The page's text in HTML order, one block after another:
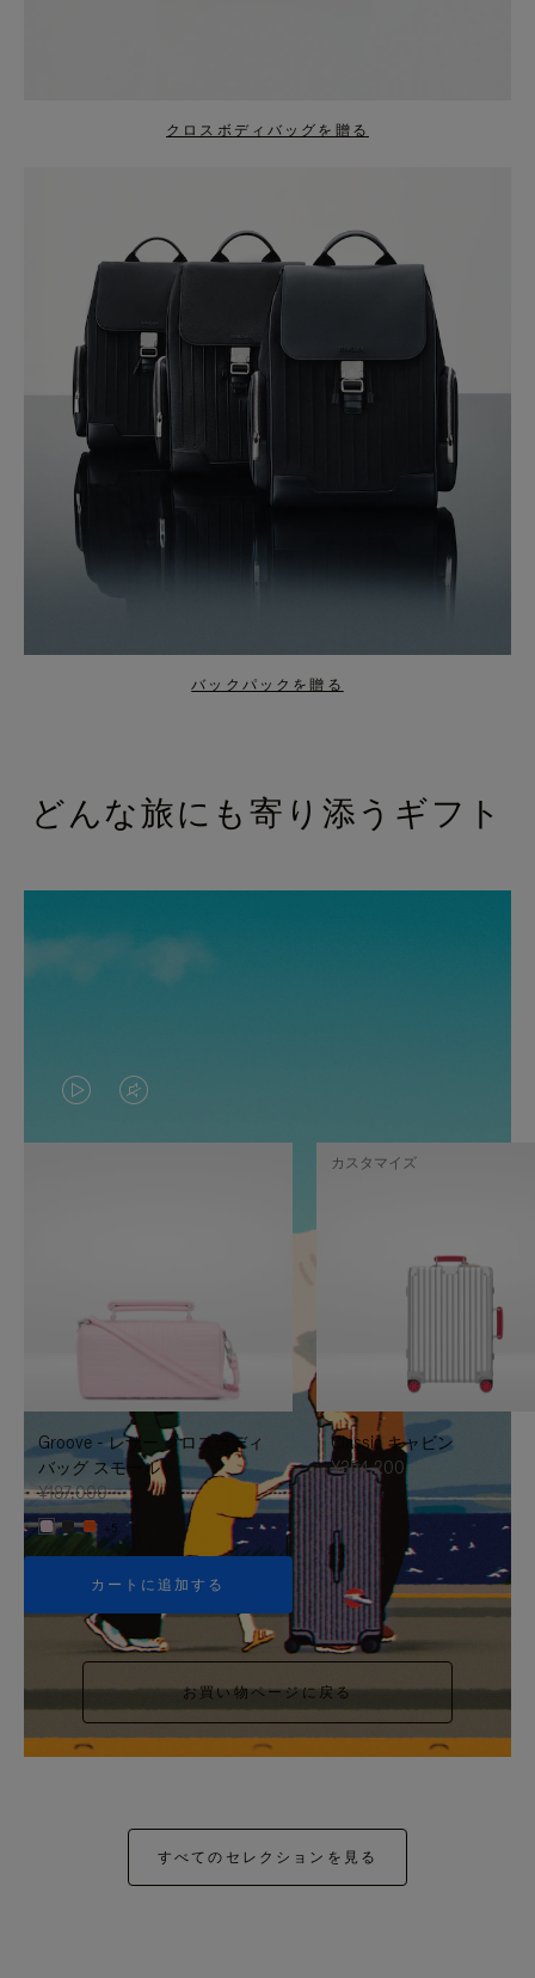
クロスボディバッグを贈る
バックパックを贈る
どんな旅にも寄り添うギフト
VIDEO
IS
TO
IT
VIDEO
IS
UNMUTE
IT
Groove - レザー クロスボディ
バッグ スモール
¥187,000
+5
カートに追加する
Classic キャビン
¥354,200
カスタマイズ
お買い物ページに戻る
すべてのセレクションを見る